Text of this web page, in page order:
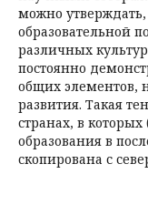
можно
образовательной
различных
постоянно
общих элементов,
развития. Такая
странах, в
образования в
скопирована с